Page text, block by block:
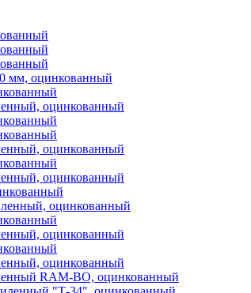
мм, оцинкованный
оцинкованный
оцинкованный
оцинкованный
оцинкованный
оцинкованный
оцинкованный
RAM-BO, оцинкованный